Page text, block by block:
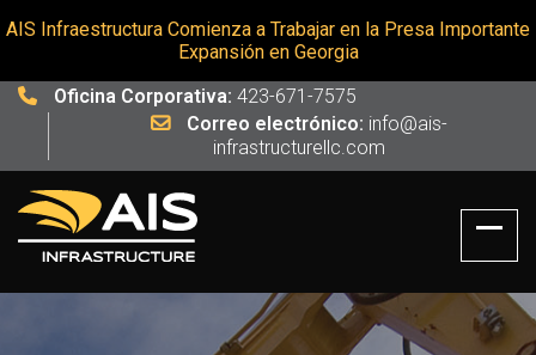
AIS Infraestructura Comienza a Trabajar en la Presa Importante
Expansión en Georgia
Oficina Corporativa: 423-671-7575
Correo electrónico: info@ais-
infrastructurellc.com